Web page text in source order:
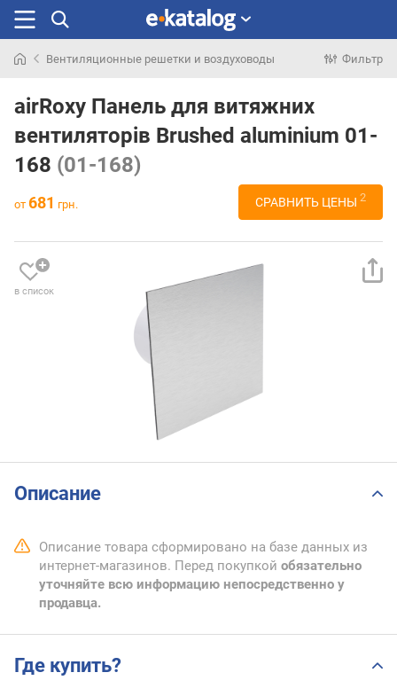
раньше
Вентиляционные решетки и воздуховоды Фильтр
airRoxy Панель для витяжних
вентиляторів Brushed aluminium 01-
168 (01-168)
от 681 грн. СРАВНИТЬ ЦЕНЫ 2
в список
Описание
Описание товара сформировано на базе данных из
интернет-магазинов. Перед покупкой обязательно
уточняйте всю информацию непосредственно у
продавца.
Где купить?